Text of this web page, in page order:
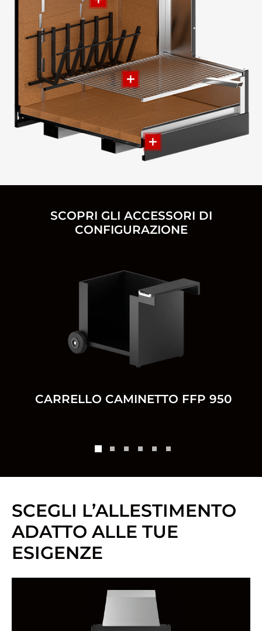
SCOPRI GLI ACCESSORI DI
CONFIGURAZIONE
CARRELLO CAMINETTO FFP 950
SCEGLI L’ALLESTIMENTO
ADATTO ALLE TUE
ESIGENZE